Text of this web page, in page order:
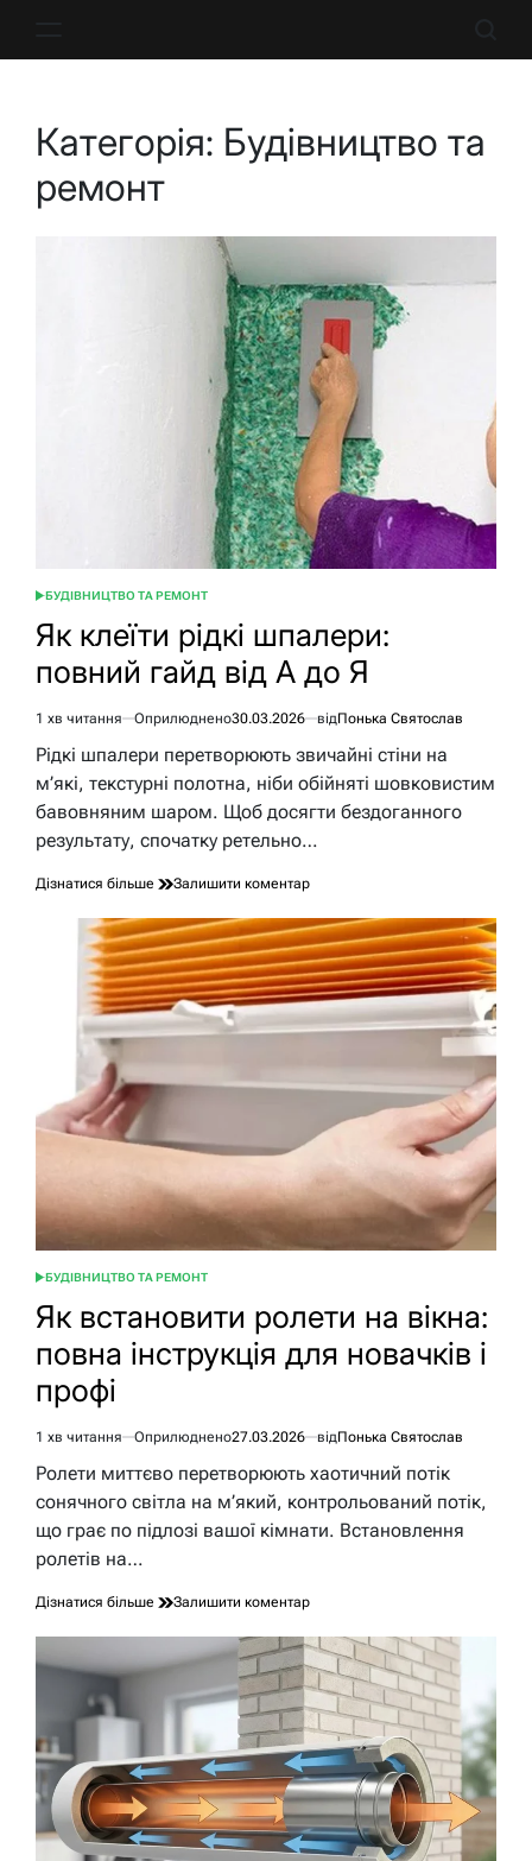
Категорія: Будівництво та
ремонт
ОПУБЛІКУВАТИ
БУДІВНИЦТВО ТА РЕМОНТ
Як клеїти рідкі шпалери:
повний гайд від А до Я
Орієнтовний
час
1 хв читання Оприлюднено30.03.2026 відПонька Святослав
Рідкі шпалери перетворюють звичайні стіни на
м’які, текстурні полотна, ніби обійняті шовковистим
бавовняним шаром. Щоб досягти бездоганного
результату, спочатку ретельно…
Дізнатися більше Залишити коментардо
клеїти
рідкі
шпалери:
повний
гайд
від
Я
ОПУБЛІКУВАТИ
БУДІВНИЦТВО ТА РЕМОНТ
Як встановити ролети на вікна:
повна інструкція для новачків і
профі
Орієнтовний
час
1 хв читання Оприлюднено27.03.2026 відПонька Святослав
Ролети миттєво перетворюють хаотичний потік
сонячного світла на м’який, контрольований потік,
що грає по підлозі вашої кімнати. Встановлення
ролетів на…
Дізнатися більше Залишити коментардо
встановити
ролети
на
вікна:
повна
інструкція
для
новачків
і
профі